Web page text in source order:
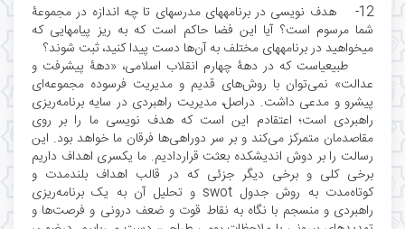
12- هدف نویسی در برنامههای مدرسهای تا چه اندازه در مجموعۀ
شما مرسوم است؟ آیا این فضا حاکم است که به ریز پیامهایی که
میخواهید در برنامههای مختلف به آن‌ها دست پیدا کنید، ثبت شوند؟
طبیعیاست که در دهۀ چهارم انقلاب اسلامی، «دهۀ پیشرفت و
عدالت» نمی‌توان با روش‌های قدیم و مدیریت فرسوده مجموعه‌ای
پیشرو و مدعی داشت. دراصل، مدیریت راهبردی در سایه برنامه‌ریزی
راهبردی است؛ اعتقادم این است که هدف نویسی ما را بر روی
مقاصدمان متمرکز می‌کند و بر سر دوراهی‌ها فرقان ما خواهد بود. این
رسالت را بر دوش اندیشکده بعثت قراردادیم. ما یکسری اهداف داریم
برخی کلی و برخی دیگر جزئی که در قالب اهداف بلندمدت و
کوتاه‌مدت به روش جدول swot و تحلیل آن به یک برنامه‌ریزی
راهبردی و منسجم با نگاه به نقاط قوت و ضعف درونی و فرصت‌ها و